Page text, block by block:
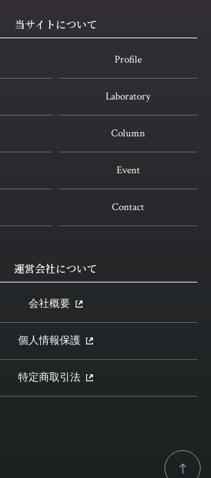
当サイトについて
Profile
Laboratory
Column
Event
Contact
運営会社について
会社概要
個人情報保護
特定商取引法